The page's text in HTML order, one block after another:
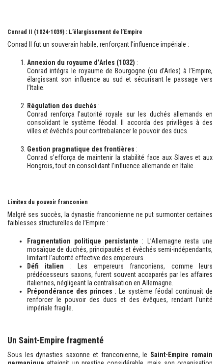
Conrad II (1024-1039) : L’élargissement de l’Empire
Conrad II fut un souverain habile, renforçant l’influence impériale :
Annexion du royaume d’Arles (1032) :
Conrad intégra le royaume de Bourgogne (ou d’Arles) à l’Empire,
élargissant son influence au sud et sécurisant le passage vers
l’Italie.
Régulation des duchés :
Conrad renforça l’autorité royale sur les duchés allemands en
consolidant le système féodal. Il accorda des privilèges à des
villes et évêchés pour contrebalancer le pouvoir des ducs.
Gestion pragmatique des frontières :
Conrad s’efforça de maintenir la stabilité face aux Slaves et aux
Hongrois, tout en consolidant l’influence allemande en Italie.
Limites du pouvoir franconien
Malgré ses succès, la dynastie franconienne ne put surmonter certaines
faiblesses structurelles de l’Empire :
Fragmentation politique persistante : L’Allemagne resta une
mosaïque de duchés, principautés et évêchés semi-indépendants,
limitant l’autorité effective des empereurs.
Défi italien : Les empereurs franconiens, comme leurs
prédécesseurs saxons, furent souvent accaparés par les affaires
italiennes, négligeant la centralisation en Allemagne.
Prépondérance des princes : Le système féodal continuait de
renforcer le pouvoir des ducs et des évêques, rendant l’unité
impériale fragile.
Un Saint-Empire fragmenté
Sous les dynasties saxonne et franconienne, le Saint-Empire romain